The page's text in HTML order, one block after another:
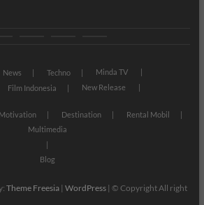
News Techno
Minda TV
Film Indonesia
New Release
Motivation Destination
Rental Mobil
Multimedia
Blog
Theme Freesia| WordPress| © Copyright All right